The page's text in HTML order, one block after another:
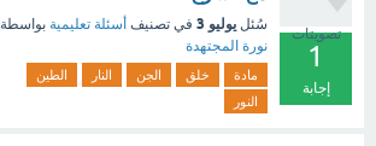
تصويتات
1
إجابة
سُئل يوليو 3 في تصنيف أسئلة تعليمية بواسطة
نورة المجتهدة
مادة خلق الجن النار
الطين
النور